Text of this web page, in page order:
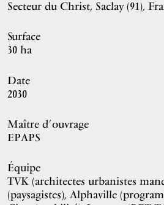
Secteur du Christ, Saclay (91),
Surface
30 ha
Date
2030
Maître d’ouvrage
EPAPS
Équipe
TVK (architectes urbanistes
(paysagistes), Alphaville